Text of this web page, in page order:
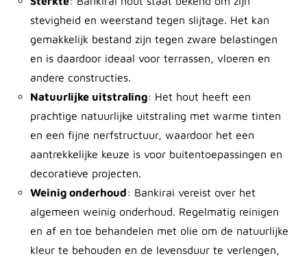
stevigheid en weerstand tegen slijtage. Het kan
gemakkelijk bestand zijn tegen zware belastingen
en is daardoor ideaal voor terrassen, vloeren en
andere constructies.
Natuurlijke uitstraling: Het hout heeft een
prachtige natuurlijke uitstraling met warme tinten
en een fijne nerfstructuur, waardoor het een
aantrekkelijke keuze is voor buitentoepassingen en
decoratieve projecten.
Weinig onderhoud: Bankirai vereist over het
algemeen weinig onderhoud. Regelmatig reinigen
en af en toe behandelen met olie om de natuurlijke
kleur te behouden en de levensduur te verlengen,